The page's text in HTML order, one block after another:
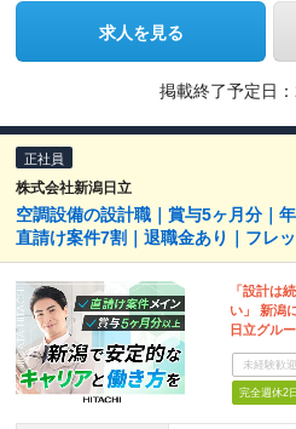
求人を見る
掲載終了予定日：
正社員
株式会社新潟日立
空調設備の設計職｜賞与5ヶ月分｜
直請け案件7割｜退職金あり｜フレ
「設計は
い」 新潟
日立グルー
未経験歓迎
完全週休2日